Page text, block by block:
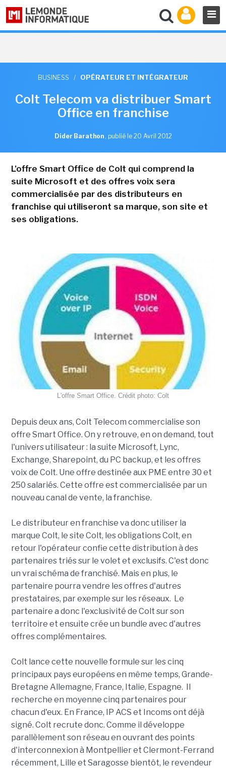
BUSINESS / OPÉRATEUR ET INTÉGRATEUR
Colt Telecom va distribuer Smart
Office en franchise
Dider Barathon , publié le 20 Avril 2012
L'offre Smart Office de Colt qui comprend la
suite Microsoft et des offres voix sera
commercialisée par des distributeurs en
franchise qui utiliseront sa marque, son site et
ses obligations.
L'offre Smart Office. Crédit photo: Colt
Depuis deux ans, Colt Telecom commercialise son
offre Smart Office. On y retrouve, en on demand, tout
l'univers utilisateur : la suite Microsoft, Lync,
Exchange, Sharepoint, du PC backup, et les offres
voix de Colt. Une offre destinée aux PME entre 30 et
250 salariés. Cette offre est commercialisée par un
nouveau canal de vente, la franchise.
Le distributeur en franchise va donc utiliser la
marque Colt, le site Colt, les obligations Colt, en
retour l'opérateur confie cette distribution à des
partenaires triés sur le volet et exclusifs. C'est donc
un vrai schéma de franchisé. Mais en plus, le
partenaire pourra vendre les offres d'autres
prestataires, par exemple sur les réseaux. Le
partenaire a donc l'exclusivité de Colt sur son
territoire et ensuite crée un bundle avec d'autres
offres complémentaires.
Colt lance cette nouvelle formule sur les cinq
principaux pays européens en même temps, Grande-
Bretagne Allemagne, France, Italie, Espagne. Il
recherche en moyenne cinq partenaires pour
chacun d'eux. En France, IP ACS et Incoms ont déjà
signé. Colt recrute donc. Comme il développe
parallèlement son réseau en ouvrant des points
d'interconnexion à Montpellier et Clermont-Ferrand
récemment, Lille et Saragosse bientôt, le revendeur